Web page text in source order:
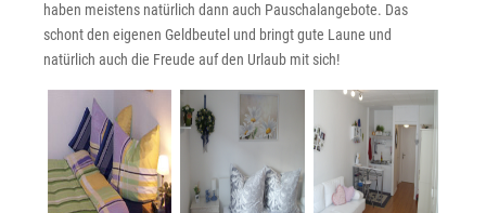
haben meistens natürlich dann auch Pauschalangebote. Das
schont den eigenen Geldbeutel und bringt gute Laune und
natürlich auch die Freude auf den Urlaub mit sich!